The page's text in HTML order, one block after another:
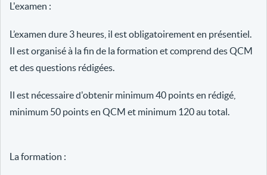
L'examen :
L’examen dure 3 heures, il est obligatoirement en présentiel.
Il est organisé à la fin de la formation et comprend des QCM
et des questions rédigées.
Il est nécessaire d'obtenir minimum 40 points en rédigé,
minimum 50 points en QCM et minimum 120 au total.
La formation :